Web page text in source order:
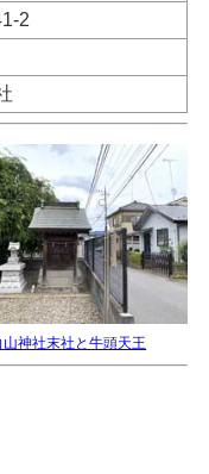
2
山神社末社と牛頭天王